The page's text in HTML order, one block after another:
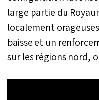
large partie du
localement
baisse et un
sur les régions nord,